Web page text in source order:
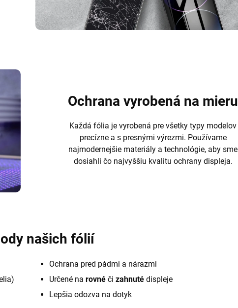
Ochrana vyrobená na mieru
Každá fólia je vyrobená pre všetky typy modelov
precízne a s presnými výrezmi. Používame
najmodernejšie materiály a technológie, aby sme
dosiahli čo najvyššiu kvalitu ochrany displeja.
našich fólií
Ochrana pred pádmi a nárazmi
Určené na rovné či zahnuté displeje
Lepšia odozva na dotyk